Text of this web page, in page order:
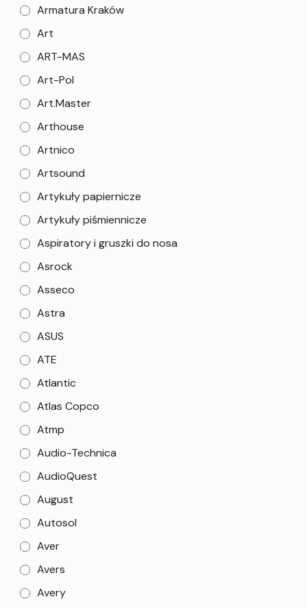
Armatura Kraków
Art
ART-MAS
Art-Pol
Art.Master
Arthouse
Artnico
Artsound
Artykuły papiernicze
Artykuły piśmiennicze
Aspiratory i gruszki do nosa
Asrock
Asseco
Astra
ASUS
ATE
Atlantic
Atlas Copco
Atmp
Audio-Technica
AudioQuest
August
Autosol
Aver
Avers
Avery